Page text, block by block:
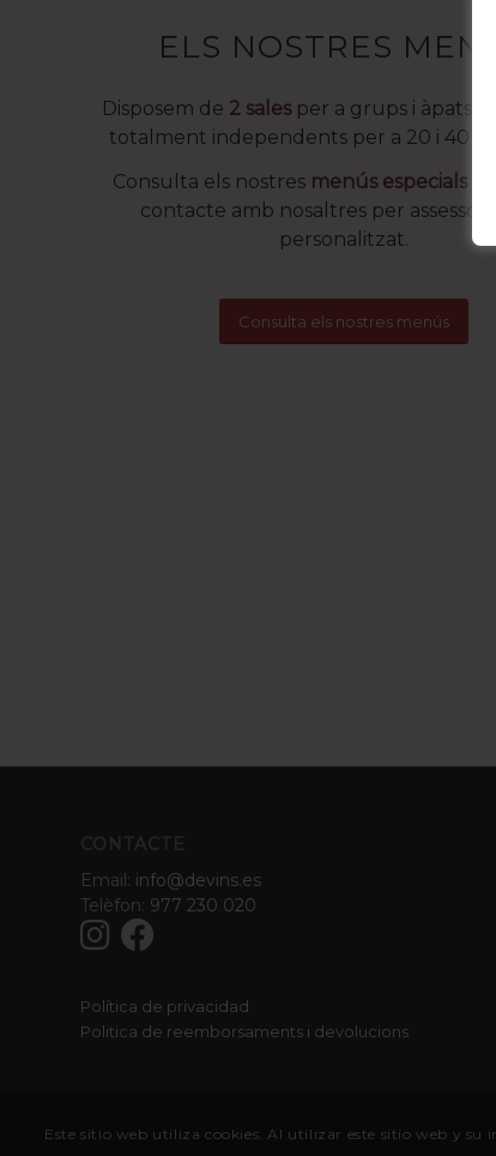
ELS NOSTRES
Disposem de 2 salesper a grups i àpats
totalment independents per a 20 i 40
Consulta els nostres menús especials o
contacte amb nosaltres per
personalitzat.
Consulta els nostres menús
Email: info@devins.es
Telèfon: 977 230 020
Política de privacidad
Politica de reemborsaments i devolucions
Este sitio web utiliza cookies. Al utilizar este sitio web y su